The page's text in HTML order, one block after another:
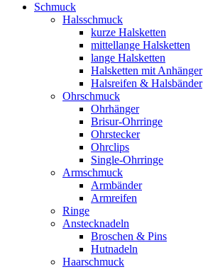
Schmuck
Halsschmuck
kurze Halsketten
mittellange Halsketten
lange Halsketten
Halsketten mit Anhänger
Halsreifen & Halsbänder
Ohrschmuck
Ohrhänger
Brisur-Ohrringe
Ohrstecker
Ohrclips
Single-Ohrringe
Armschmuck
Armbänder
Armreifen
Ringe
Anstecknadeln
Broschen & Pins
Hutnadeln
Haarschmuck